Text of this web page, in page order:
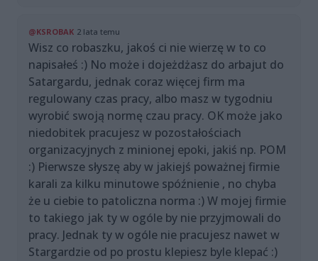
@KSROBAK 2 lata temu
Wisz co robaszku, jakoś ci nie wierzę w to co
napisałeś :) No może i dojeżdżasz do arbajut do
Satargardu, jednak coraz więcej firm ma
regulowany czas pracy, albo masz w tygodniu
wyrobić swoją normę czau pracy. OK może jako
niedobitek pracujesz w pozostałościach
organizacyjnych z minionej epoki, jakiś np. POM
:) Pierwsze słyszę aby w jakiejś poważnej firmie
karali za kilku minutowe spóźnienie , no chyba
że u ciebie to patoliczna norma :) W mojej firmie
to takiego jak ty w ogóle by nie przyjmowali do
pracy. Jednak ty w ogóle nie pracujesz nawet w
Stargardzie od po prostu klepiesz byle klepać :)